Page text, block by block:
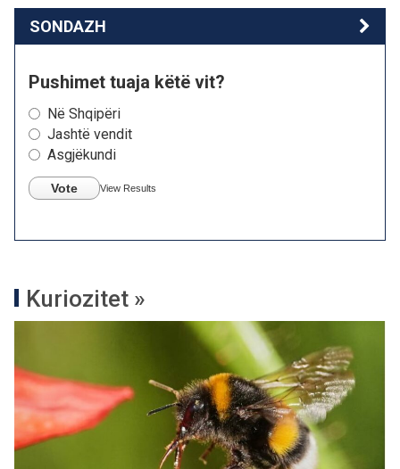
SONDAZH
Pushimet tuaja këtë vit?
Në Shqipëri
Jashtë vendit
Asgjëkundi
Vote View Results
Kuriozitet »